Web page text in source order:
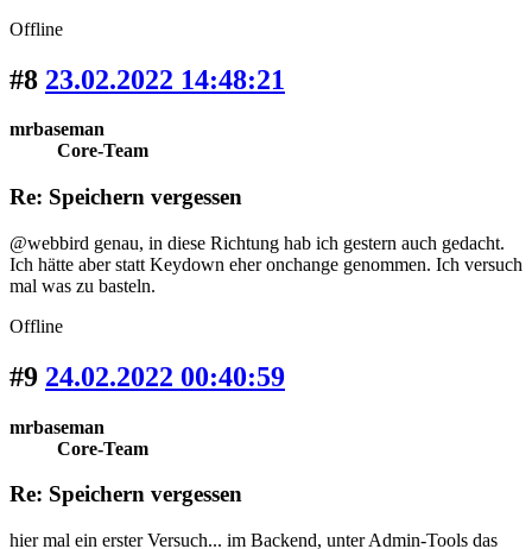
Offline
#8 23.02.2022 14:48:21
mrbaseman
Core-Team
Re: Speichern vergessen
@webbird genau, in diese Richtung hab ich gestern auch gedacht.
Ich hätte aber statt Keydown eher onchange genommen. Ich versuch
mal was zu basteln.
Offline
#9 24.02.2022 00:40:59
mrbaseman
Core-Team
Re: Speichern vergessen
hier mal ein erster Versuch... im Backend, unter Admin-Tools das